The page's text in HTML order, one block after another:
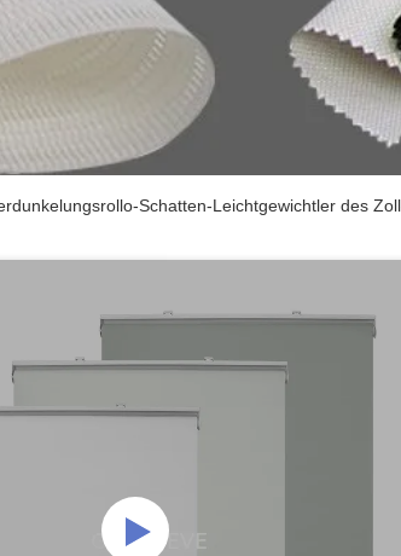
Schatten-Leichtgewichtler des